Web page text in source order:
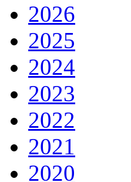
2026
2025
2024
2023
2022
2021
2020